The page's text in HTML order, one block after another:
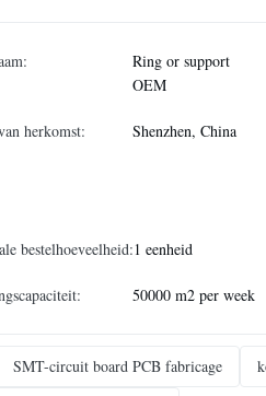
Ring or support
OEM
herkomst: Shenzhen, China
bestelhoeveelheid:1 eenheid
50000 m2 per week
SMT-circuit board PCB fabricage